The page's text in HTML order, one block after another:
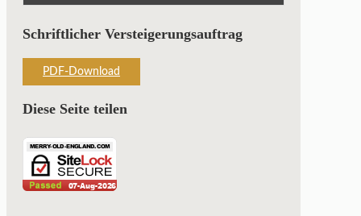
Schriftlicher Versteigerungsauftrag
PDF-Download
Diese Seite teilen